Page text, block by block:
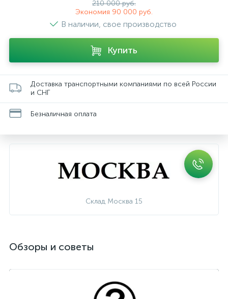
210 000 руб.
Экономия 90 000 руб.
В наличии, свое производство
Купить
Доставка транспортными компаниями по всей России
и СНГ
Безналичная оплата
Склад Москва 15
Обзоры и советы